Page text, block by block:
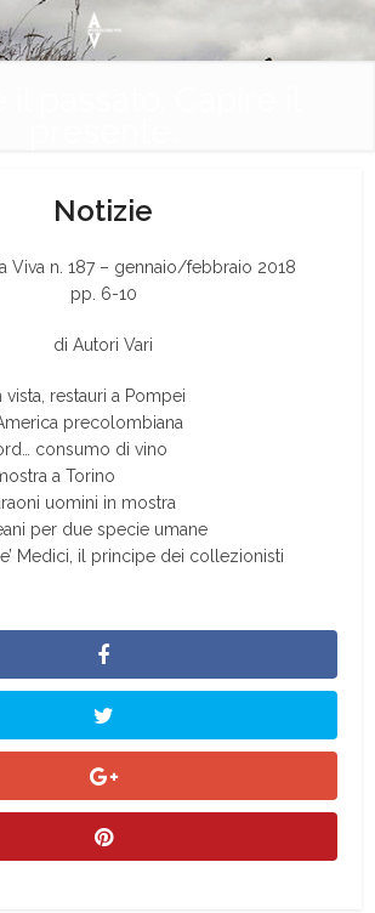
Notizie
Viva n. 187 – gennaio/febbraio 2018
pp. 6-10
di Autori Vari
restauri a Pompei
precolombiana
consumo di vino
a Torino
uomini in mostra
per due specie umane
Medici, il principe dei collezionisti